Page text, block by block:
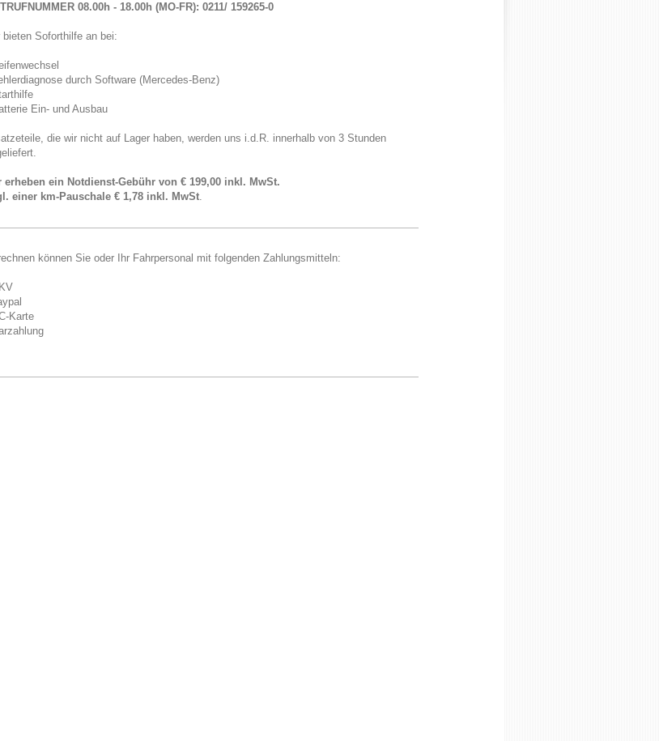
08.00h - 18.00h (MO-FR): 0211/ 159265-0
bieten Soforthilfe an bei:
durch Software (Mercedes-Benz)
Ein- und Ausbau
die wir nicht auf Lager haben, werden uns i.d.R. innerhalb von 3 Stunden
erheben ein Notdienst-Gebühr von € 199,00 inkl. MwSt.
einer km-Pauschale € 1,78 inkl. MwSt.
können Sie oder Ihr Fahrpersonal mit folgenden Zahlungsmitteln:
Karte